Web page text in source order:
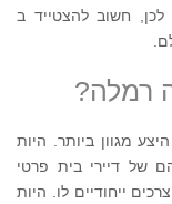
לכן, חשוב להצטייד ב
רמלה?
מגוון ביותר. היות
של דיירי בית פרטי
ייחודיים לו. היות